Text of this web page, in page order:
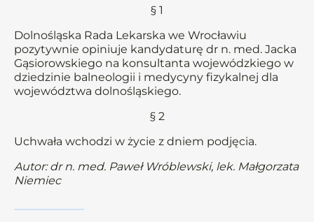
§ 1
Dolnośląska Rada Lekarska we Wrocławiu
pozytywnie opiniuje kandydaturę dr n. med. Jacka
Gąsiorowskiego na konsultanta wojewódzkiego w
dziedzinie balneologii i medycyny fizykalnej dla
województwa dolnośląskiego.
§ 2
Uchwała wchodzi w życie z dniem podjęcia.
Autor: dr n. med. Paweł Wróblewski, lek. Małgorzata
Niemiec